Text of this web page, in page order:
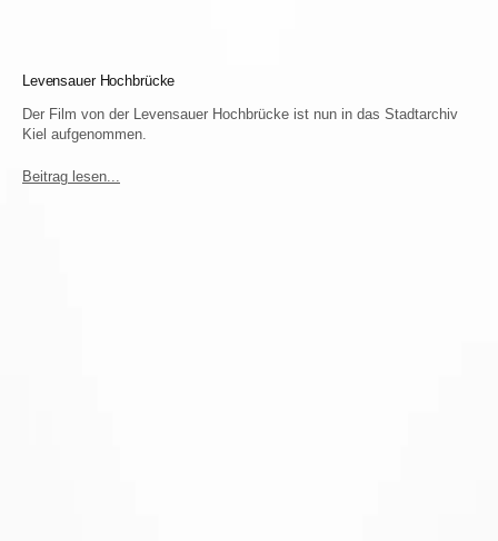
Levensauer Hochbrücke
Der Film von der Levensauer Hochbrücke ist nun in das Stadtarchiv
Kiel aufgenommen.
Beitrag lesen...